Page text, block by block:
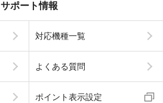
サポート情報
対応機種一覧
よくある質問
ポイント表示設定